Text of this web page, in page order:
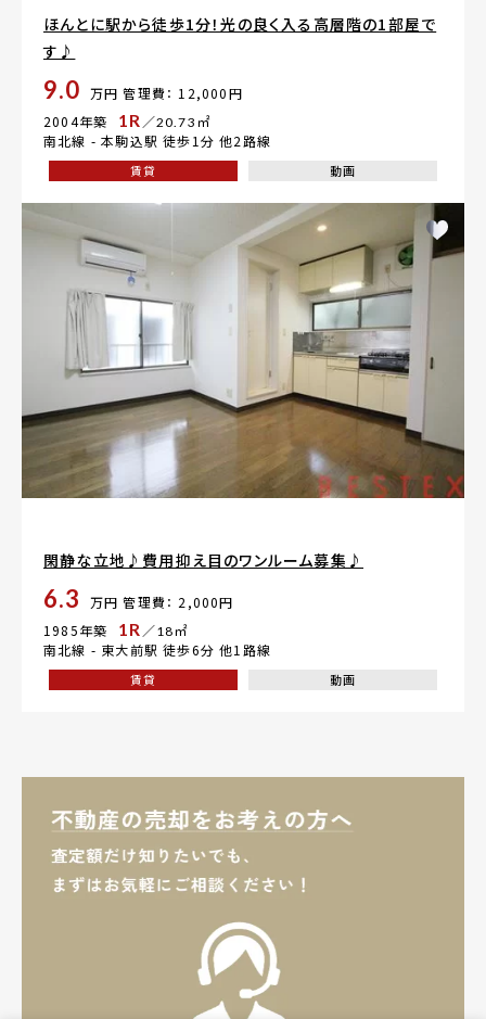
ほんとに駅から徒歩1分！光の良く入る高層階の1部屋で
す♪
9.0 万円 管理費： 12,000円
2004年築
1R ／20.73㎡
南北線 -本駒込駅 徒歩1分 他2路線
賃貸 動画
閑静な立地♪費用抑え目のワンルーム募集♪
6.3 万円 管理費： 2,000円
1985年築
1R ／18㎡
南北線 - 東大前駅 徒歩6分 他1路線
賃貸 動画